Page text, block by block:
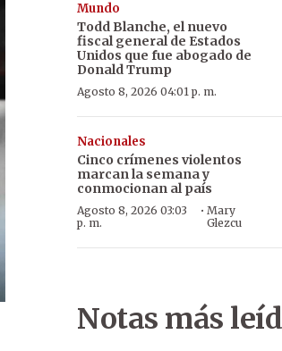
Mundo
Todd Blanche, el nuevo
fiscal general de Estados
Unidos que fue abogado de
Donald Trump
Agosto 8, 2026 04:01 p. m.
Nacionales
Cinco crímenes violentos
marcan la semana y
conmocionan al país
Agosto 8, 2026 03:03
p. m.
·Mary
Glezcu
Notas más